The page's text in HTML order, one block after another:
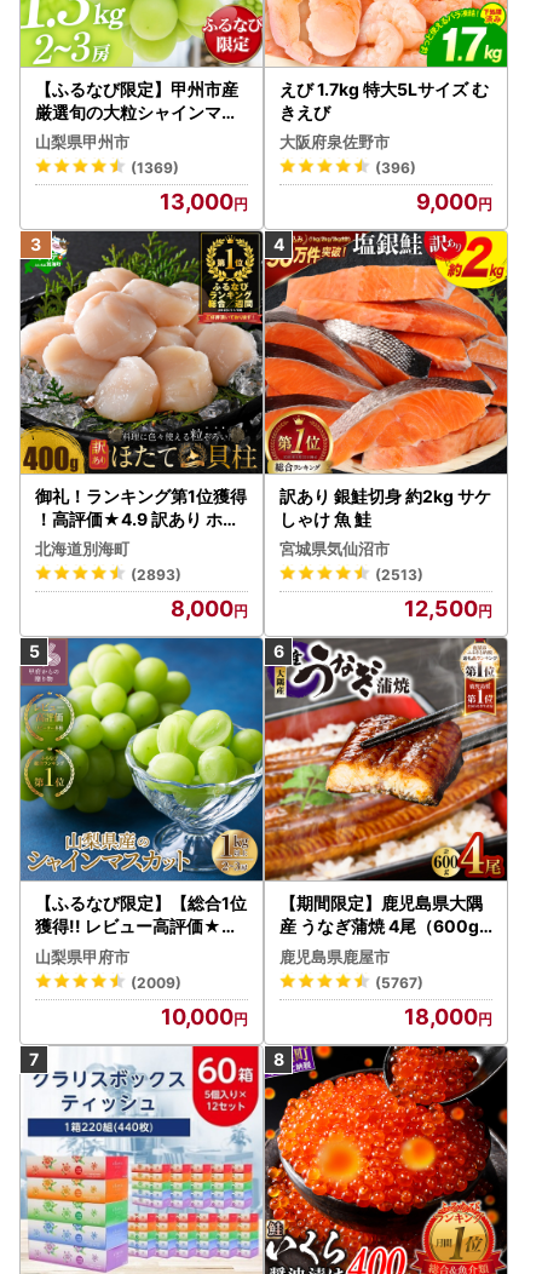
【ふるなび限定】甲州市産
厳選旬の大粒シャインマス
カット 約1.3kg 2～3房【2
026年発送】（MG）B12-
472 FN-Limited-VO シャ
インマスカット フルーツ
山梨県甲州市
(1369)
13,000
えび 1.7kg 特大5Lサイズ む
きえび
大阪府泉佐野市
(396)
9,000
御礼！ランキング第1位獲得
！高評価★4.9 訳あり ホタ
テ 400g（ほたて 帆立 貝柱
冷凍 ）
北海道別海町
(2893)
8,000
訳あり 銀鮭切身 約2kg サケ
しゃけ 魚 鮭
宮城県気仙沼市
(2513)
12,500
【ふるなび限定】【総合1位
獲得!! レビュー高評価★】
〈2026年度配送分〉山梨
県産 シャインマスカット 2
～3房（1.0kg以上）シャイ
ン フルーツ FN-Limited-S
P
山梨県甲府市
(2009)
10,000
【期間限定】鹿児島県大隅
産 うなぎ蒲焼 4尾（600g
） KN007-004-04-cp18
うなぎ 鰻 魚 惣菜 総菜
鹿児島県鹿屋市
(5767)
18,000